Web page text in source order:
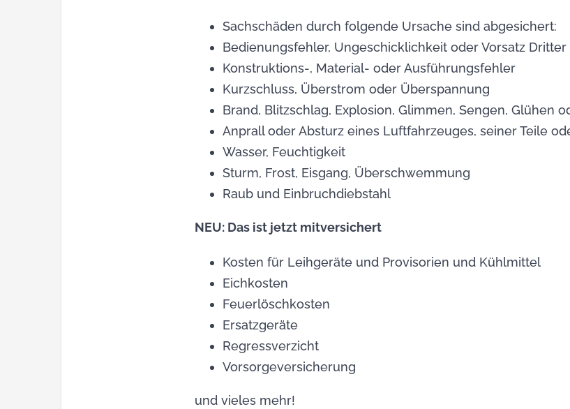
Sachschäden durch folgende Ursache sind abgesichert:
Bedienungsfehler, Ungeschicklichkeit oder Vorsatz Dritter
Konstruktions-, Material- oder Ausführungsfehler
Kurzschluss, Überstrom oder Überspannung
Brand, Blitzschlag, Explosion, Glimmen, Sengen, Glühen
Anprall oder Absturz eines Luftfahrzeuges, seiner Teile
Wasser, Feuchtigkeit
Sturm, Frost, Eisgang, Überschwemmung
Raub und Einbruchdiebstahl
NEU: Das ist jetzt mitversichert
Kosten für Leihgeräte und Provisorien und Kühlmittel
Eichkosten
Feuerlöschkosten
Ersatzgeräte
Regressverzicht
Vorsorgeversicherung
und vieles mehr!